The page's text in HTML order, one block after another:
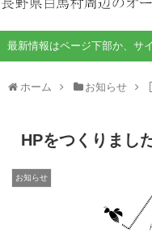
最新情報はページ下部か、サ
ホーム お知らせ
HPをつくりまし
お知らせ